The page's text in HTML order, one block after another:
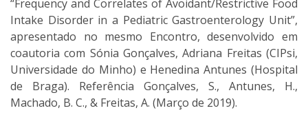
“Frequency and Correlates of Avoidant/Restrictive Food
Intake Disorder in a Pediatric Gastroenterology Unit”,
apresentado no mesmo Encontro, desenvolvido em
coautoria com Sónia Gonçalves, Adriana Freitas (CIPsi,
Universidade do Minho) e Henedina Antunes (Hospital
de Braga). Referência Gonçalves, S., Antunes, H.,
Machado, B. C., & Freitas, A. (Março de 2019).